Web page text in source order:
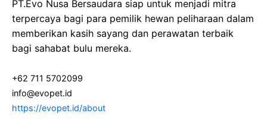
PT.Evo Nusa Bersaudara siap untuk menjadi mitra
terpercaya bagi para pemilik hewan peliharaan dalam
memberikan kasih sayang dan perawatan terbaik
bagi sahabat bulu mereka.
+62 711 5702099
info@evopet.id
https://evopet.id/about